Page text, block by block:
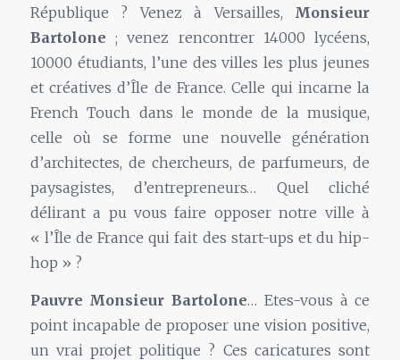
République ? Venez à Versailles, Monsieur
Bartolone ; venez rencontrer 14000 lycéens,
10000 étudiants, l’une des villes les plus jeunes
et créatives d’Île de France. Celle qui incarne la
French Touch dans le monde de la musique,
celle où se forme une nouvelle génération
d’architectes, de chercheurs, de parfumeurs, de
paysagistes, d’entrepreneurs… Quel cliché
délirant a pu vous faire opposer notre ville à
« l’Île de France qui fait des start-ups et du hip-
hop » ?
Pauvre Monsieur Bartolone… Etes-vous à ce
point incapable de proposer une vision positive,
un vrai projet politique ? Ces caricatures sont